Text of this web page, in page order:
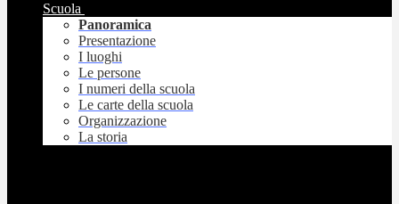
Scuola
Panoramica
Presentazione
I luoghi
Le persone
I numeri della scuola
Le carte della scuola
Organizzazione
La storia